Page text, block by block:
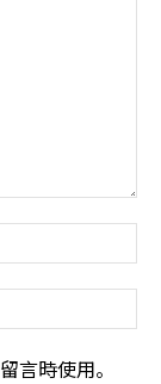
言時使用。